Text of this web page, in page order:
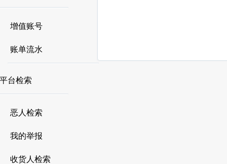
增值账号
账单流水
平台检索
恶人检索
我的举报
收货人检索